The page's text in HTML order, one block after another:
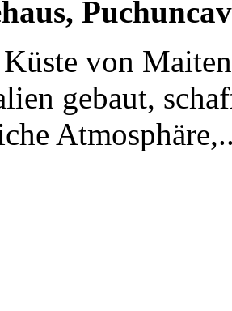
von
gebaut,